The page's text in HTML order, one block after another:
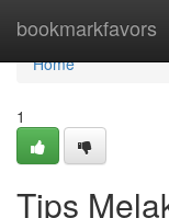
bookmarkfavors
Home
Home
1
Tips